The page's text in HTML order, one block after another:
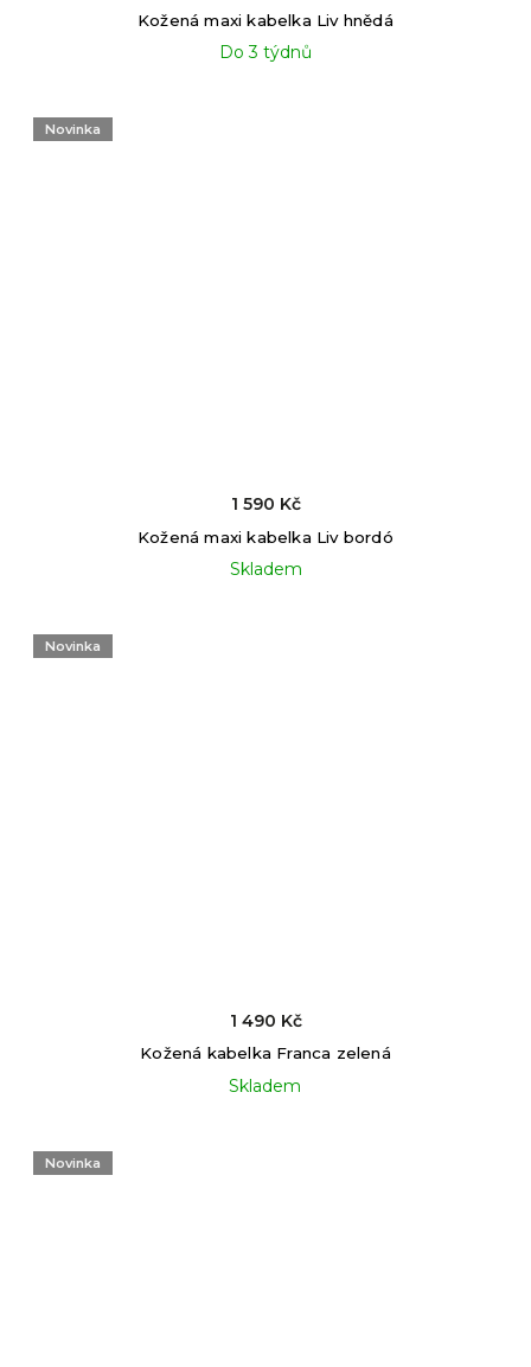
Kožená maxi kabelka Liv hnědá
Do 3 týdnů
Novinka
Kožená maxi kabelka Liv bordó
Skladem
1 590 Kč
Novinka
Kožená kabelka Franca zelená
Skladem
1 490 Kč
Novinka